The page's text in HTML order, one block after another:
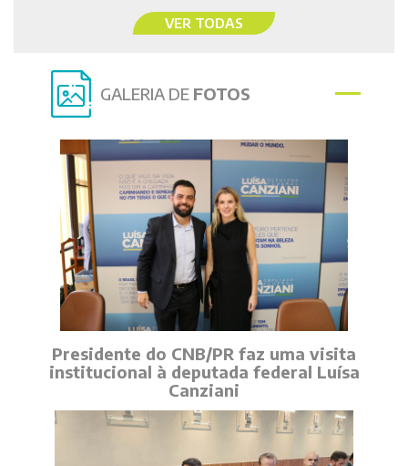
VER TODAS
GALERIA DE FOTOS
Presidente do CNB/PR faz uma visita
institucional à deputada federal Luísa
Canziani